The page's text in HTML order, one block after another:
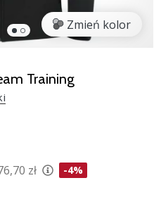
Zmień kolor
Training
zł -4%